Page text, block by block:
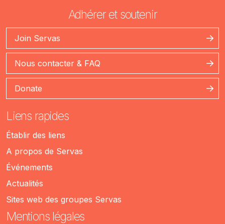
Adhérer et soutenir
Join Servas
Nous contacter & FAQ
Donate
Liens rapides
Établir des liens
A propos de Servas
Événements
Actualités
Sites web des groupes Servas
Mentions légales